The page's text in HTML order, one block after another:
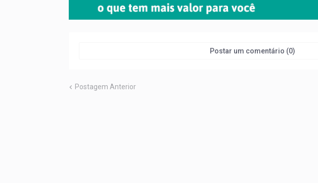
Postar um comentário (0)
Postagem Anterior